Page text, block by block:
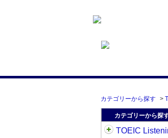
カテゴリーから探す >
カテゴリーから探
TOEIC